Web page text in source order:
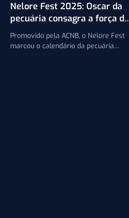
Nelore Fest 2025: Oscar da
pecuária consagra a força do
Nelore
Promovido pela ACNB, o Nelore Fest
marcou o calendário da pecuária